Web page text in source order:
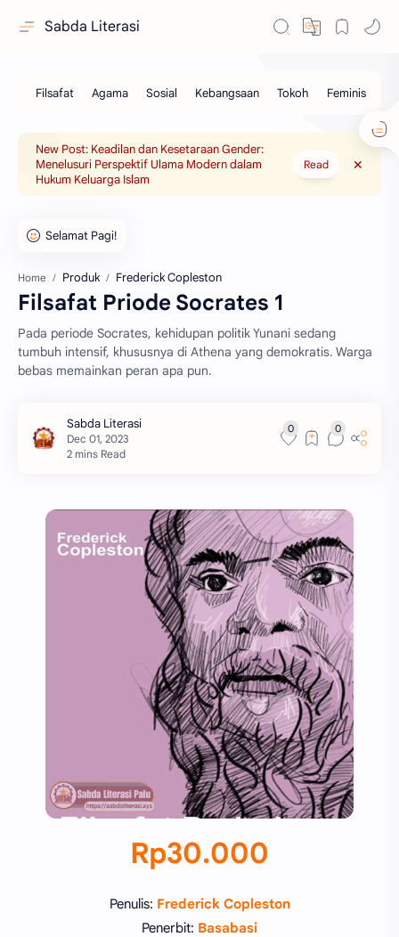
Sabda Literasi
New Post: Keadilan dan Kesetaraan Gender:
Menelusuri Perspektif Ulama Modern dalam
Hukum Keluarga Islam
Read
Home Produk Frederick Copleston
Filsafat Priode Socrates 1
Pada periode Socrates, kehidupan politik Yunani sedang
tumbuh intensif, khususnya di Athena yang demokratis. Warga
bebas memainkan peran apa pun.
2 mins Read
Rp30.000
Penulis: Frederick Copleston
Penerbit: Basabasi